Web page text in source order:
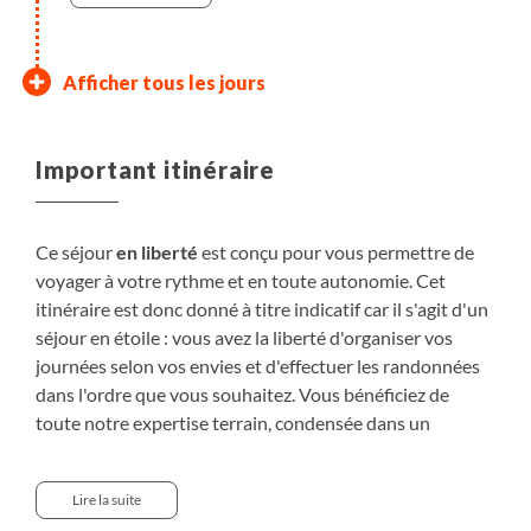
Vous croisez des "roques" et des "diques" :
4h de marche. Dénivelés +/-680m
Situé dans le site grandiose de Las Cañadas,
immense caldeira où se dresse fièrement El Teide,
lunaire fascinant. Les roches détruites par l'érosion
et les dimensions colossales de ce chaos minéral
impressionne.
1h30 de marche. Dénivelés +/-160m.
Arenas Negras :
Vous montez le long de la Montaña del Cerrillar
de pierres ponces. Tout en haut, le sentier offre une
spectaculaire vue panoramique du Parc National,
Afficher tous les jours
Important itinéraire
Ce séjouren liberté est conçu pour vous permettre de
voyager à votre rythme et en toute autonomie. Cet
itinéraire est donc donné à titre indicatif car il s'agit d'un
séjour en étoile : vous avez la liberté d'organiser vos
journées selon vos envies et d'effectuer les randonnées
dans l'ordre que vous souhaitez. Vous bénéficiez de
toute notre expertise terrain, condensée dans un
APPLICATION MOBILE
au long de votre voyage.
Lire la suite